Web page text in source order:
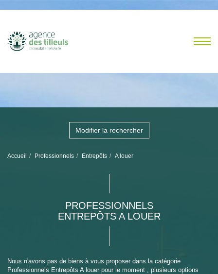
Modifier la rechercher
Accueil Professionnels Entrepôts A louer
PROFESSIONNELS
ENTREPÔTS A LOUER
Nous n'avons pas de biens à vous proposer dans la catégorie
Professionnels Entrepôts A louer pour le moment , plusieurs options